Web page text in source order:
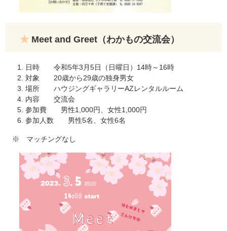
Meet and Greet（わかもの交流会）
日時 令和5年3月5日（日曜日）14時～16時
対象 20歳から29歳の独身男女
場所 ハウジングギャラリーAZレンタルルーム
内容 交流会
参加費 男性1,000円、女性1,000円
参加人数 男性5名、女性6名
※ マッチングなし